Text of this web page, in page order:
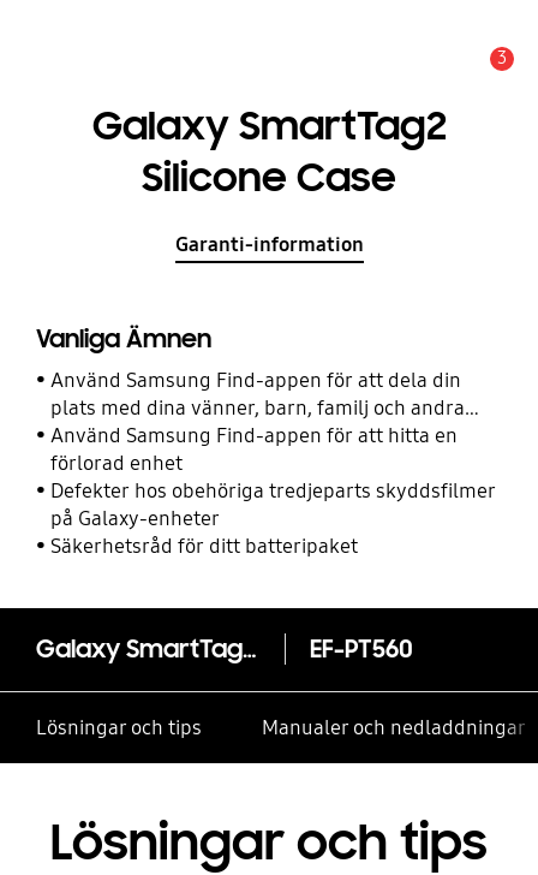
3
Galaxy SmartTag2
Silicone Case
Garanti-information
Vanliga Ämnen
Använd Samsung Find-appen för att dela din
plats med dina vänner, barn, familj och andra
kontakter
Använd Samsung Find-appen för att hitta en
förlorad enhet
Defekter hos obehöriga tredjeparts skyddsfilmer
på Galaxy-enheter
Säkerhetsråd för ditt batteripaket
Galaxy SmartTag2 Silicone Case EF-PT560
Lösningar och tips Manualer och nedladdningar
Lösningar och tips